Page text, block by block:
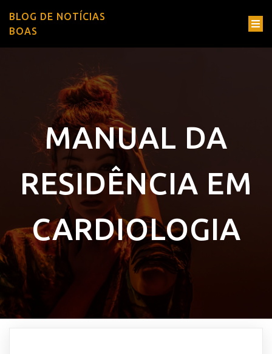
BLOG DE NOTÍCIAS
BOAS
MANUAL DA
RESIDÊNCIA EM
CARDIOLOGIA